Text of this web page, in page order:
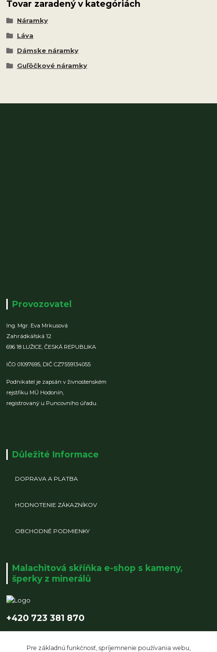
Tovar zaradený v kategóriách
Náramky
Láva
Dámske náramky
Guľôčkové náramky
Provozovatel
Ing. Mgr. Eva Mrkusová
Zahrádkářská 12
696 18 LUŽICE,ČESKÁ REPUBLIKA
IČO 01097695, DIČ CZ7559134055
Podnikatel je zapsán v živnostenském
rejstříku MÚ Hodonín,
registrovaný u Puncovního úřadu.
Důležité Informace
DOPRAVA A PLATBA
HODNOTENIE ZÁKAZNÍKOV
OBCHODNÉ PODMIENKY
Malachitová skříňka e-shop s kameny,
šperky z minerálů
+420 723 381 870
Pre základnú funkčnosť, spríjemnenie používania webu,